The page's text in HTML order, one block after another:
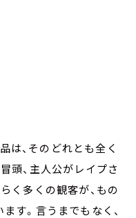
は、そのどれとも全く
頭、主人公がレイプさ
く多くの観客が、もの
す。言うまでもなく、